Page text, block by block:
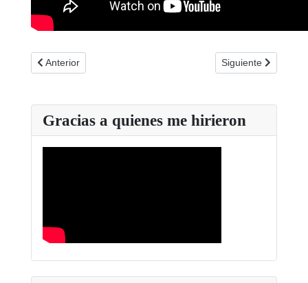
Artículo anterior: La barra de pan más cara del mundo
Anterior Artículo siguiente:
Siguiente
Gracias a quienes me hirieron